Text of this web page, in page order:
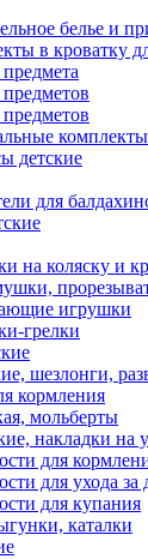
белье и
в кроватку
предмета
предметов
предметов
комплекты
детские
для
на коляску и
игрушки
грелки
шезлонги,
кормления
мольберты
накладки на
для
для ухода за
для купания
каталки